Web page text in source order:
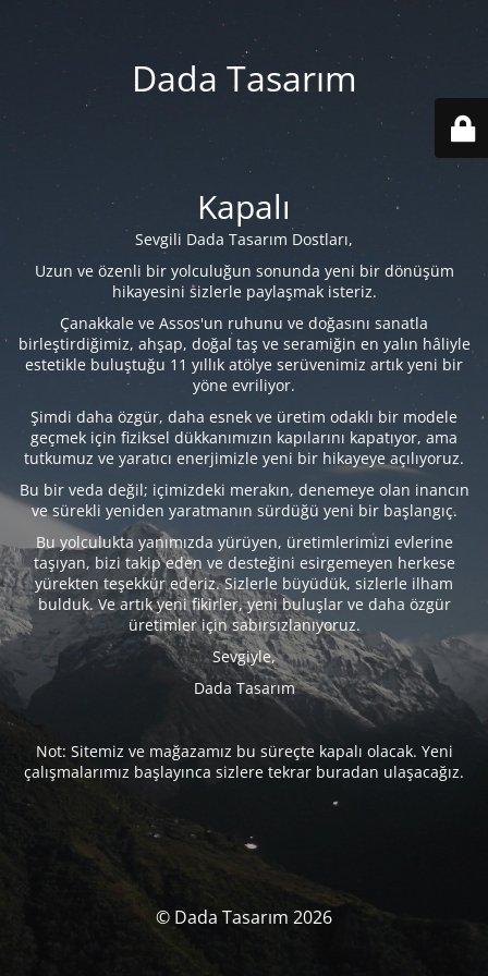
Dada Tasarım
Kapalı
Sevgili Dada Tasarım Dostları,
Uzun ve özenli bir yolculuğun sonunda yeni bir dönüşüm
hikayesini sizlerle paylaşmak isteriz.
Çanakkale ve Assos'un ruhunu ve doğasını sanatla
birleştirdiğimiz, ahşap, doğal taş ve seramiğin en yalın hâliyle
estetikle buluştuğu 11 yıllık atölye serüvenimiz artık yeni bir
yöne evriliyor.
Şimdi daha özgür, daha esnek ve üretim odaklı bir modele
geçmek için fiziksel dükkanımızın kapılarını kapatıyor, ama
tutkumuz ve yaratıcı enerjimizle yeni bir hikayeye açılıyoruz.
Bu bir veda değil; içimizdeki merakın, denemeye olan inancın
ve sürekli yeniden yaratmanın sürdüğü yeni bir başlangıç.
Bu yolculukta yanımızda yürüyen, üretimlerimizi evlerine
taşıyan, bizi takip eden ve desteğini esirgemeyen herkese
yürekten teşekkür ederiz. Sizlerle büyüdük, sizlerle ilham
bulduk. Ve artık yeni fikirler, yeni buluşlar ve daha özgür
üretimler için sabırsızlanıyoruz.
Sevgiyle,
Dada Tasarım
Not: Sitemiz ve mağazamız bu süreçte kapalı olacak. Yeni
çalışmalarımız başlayınca sizlere tekrar buradan ulaşacağız.
© Dada Tasarım 2026